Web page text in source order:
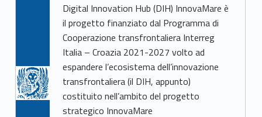
Digital Innovation Hub (DIH) InnovaMare è
il progetto finanziato dal Programma di
Cooperazione transfrontaliera Interreg
Italia – Croazia 2021-2027 volto ad
espandere l’ecosistema dell’innovazione
transfrontaliera (il DIH, appunto)
costituito nell’ambito del progetto
strategico InnovaMare